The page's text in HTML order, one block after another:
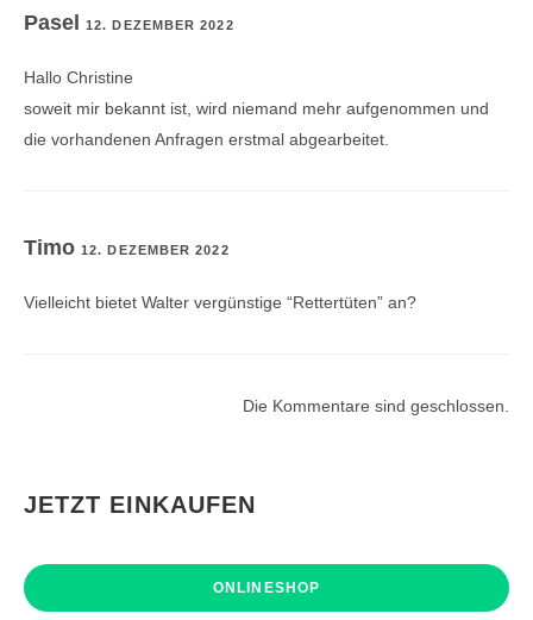
Pasel 12. DEZEMBER 2022
Hallo Christine
soweit mir bekannt ist, wird niemand mehr aufgenommen und
die vorhandenen Anfragen erstmal abgearbeitet.
Timo 12. DEZEMBER 2022
Vielleicht bietet Walter vergünstige “Rettertüten” an?
Die Kommentare sind geschlossen.
JETZT EINKAUFEN
ONLINESHOP